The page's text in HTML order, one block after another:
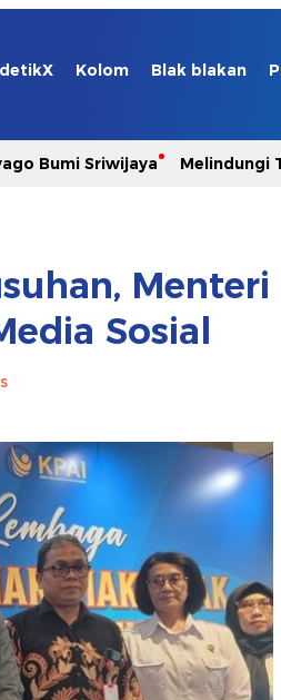
detikX Kolom Blak blakan
Bumi Sriwijaya Melindungi
Menteri
Sosial